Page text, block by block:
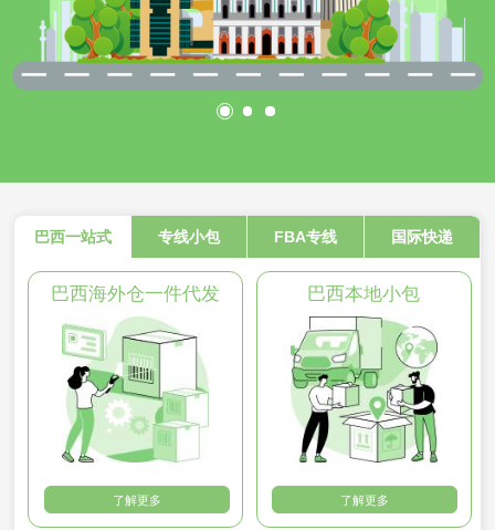
巴西一站式 专线小包 FBA专线 国际快递
巴西海外仓一件代发
了解更多
巴西本地小包
了解更多